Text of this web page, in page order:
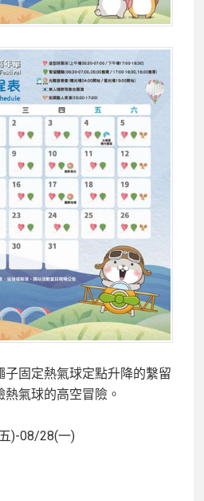
子固定熱氣球定點升降的繫留
熱氣球的高空冒險。
)-08/28(一)